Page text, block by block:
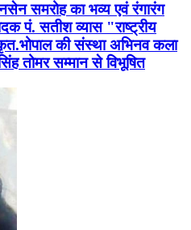
समरोह का भव्य एवं रंगारंग
पं. सतीश व्यास "राष्ट्रीय
की संस्था अभिनव कला
तोमर सम्मान से विभूषित